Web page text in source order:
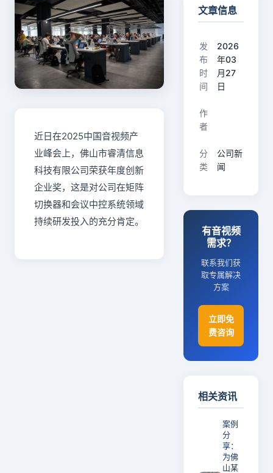
近日在2025中国音视频产
业峰会上，佛山市睿清信息
科技有限公司荣获年度创新
企业奖，这是对公司在矩阵
切换器和会议中控系统领域
持续研发投入的充分肯定。
文章信息
发
布
时
间
2026
年03
月27
日
作
者
分
类
公司新
闻
有音视频
需求？
联系我们获
取专属解决
方案
立即免
费咨询
相关资讯
案例
分
享：
为佛
山某